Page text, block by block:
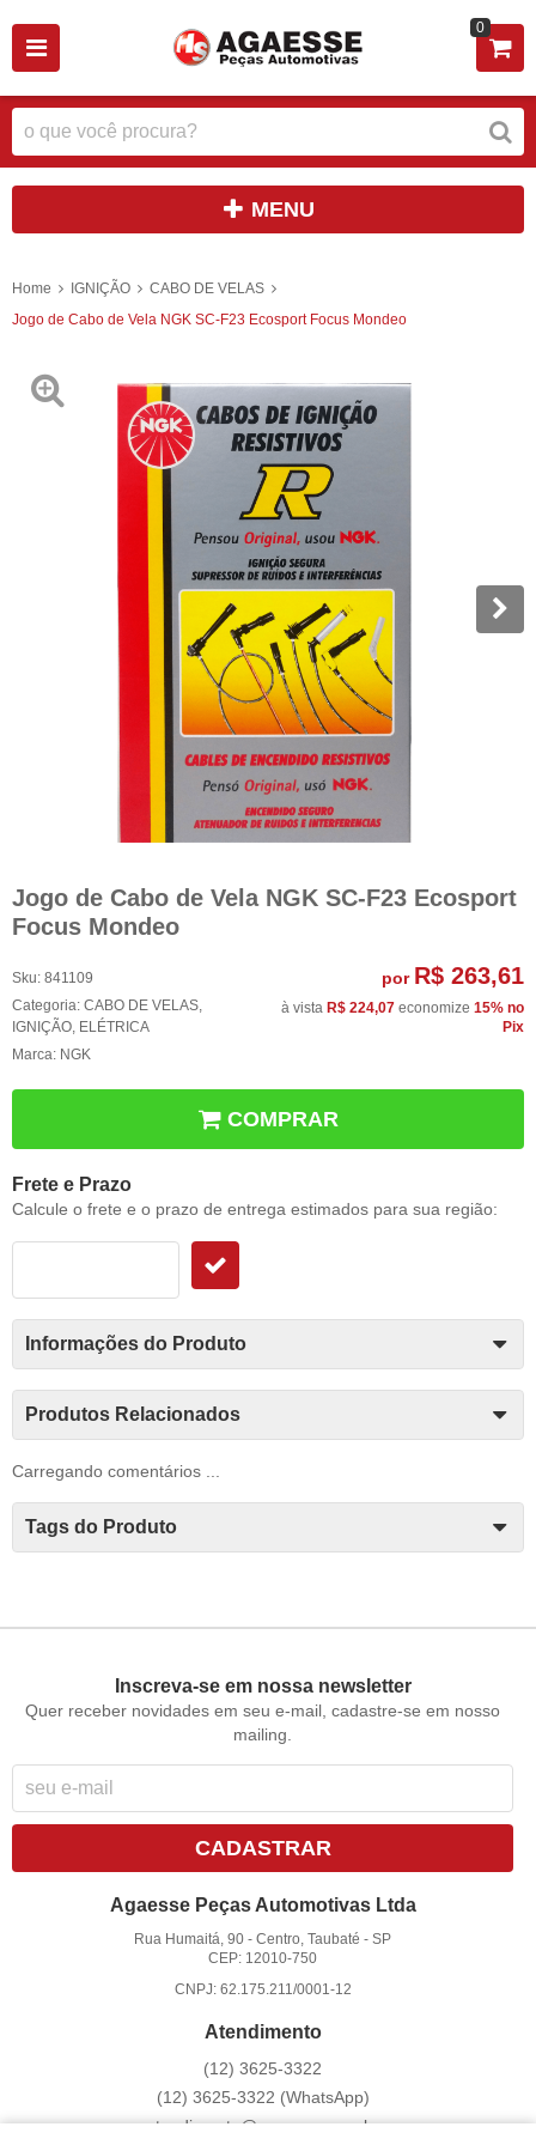
0
MENU
Home IGNIÇÃO
CABO DE VELAS
Jogo de Cabo de Vela NGK SC-F23 Ecosport Focus Mondeo
Jogo de Cabo de Vela NGK SC-F23 Ecosport
Focus Mondeo
Sku: 841109
Categoria: CABO DE VELAS,
IGNIÇÃO, ELÉTRICA
Marca: NGK
por R$ 263,61
à vista R$ 224,07 economize 15% no
Pix
COMPRAR
Frete e Prazo
Calcule o frete e o prazo de entrega estimados para sua região:
Informações do Produto
Produtos Relacionados
Carregando comentários ...
Tags do Produto
Inscreva-se em nossa newsletter
Quer receber novidades em seu e-mail, cadastre-se em nosso
mailing.
CADASTRAR
Agaesse Peças Automotivas Ltda
Rua Humaitá, 90 -Centro, Taubaté -SP
CEP: 12010-750
CNPJ: 62.175.211/0001-12
Atendimento
(12) 3625-3322
(12) 3625-3322 (WhatsApp)
atendimento@agaesse.com.br